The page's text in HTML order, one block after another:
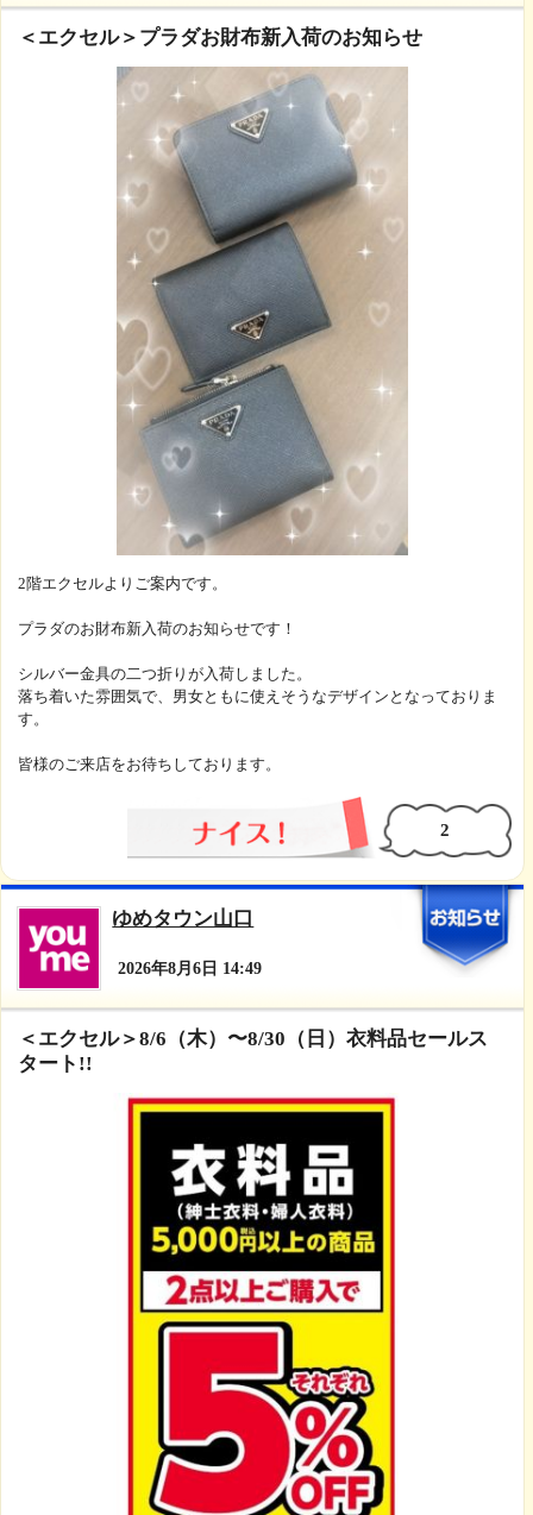
ゆめタウン山口
2026年8月6日 15:15
＜エクセル＞プラダお財布新入荷のお知らせ
プラダのお財布新入荷のお知らせです！
シルバー金具の二つ折りが入荷しました。
落ち着いた雰囲気で、男女ともに使えそうなデザインとなっておりま
す。
皆様のご来店をお待ちしております。
2
ゆめタウン山口
2026年8月6日 14:49
＜エクセル＞8/6（木）〜8/30（日）衣料品セールス